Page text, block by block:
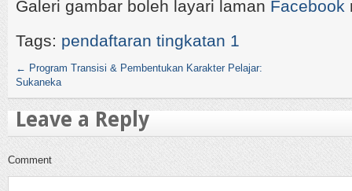
Galeri gambar boleh layari laman Facebook
Tags: pendaftaran tingkatan 1
← Program Transisi & Pembentukan Karakter Pelajar:
Sukaneka
Leave a Reply
Comment